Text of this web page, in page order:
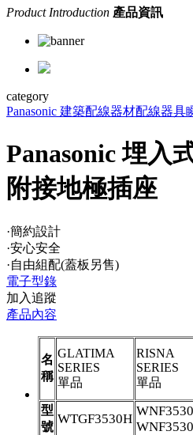
Product Introduction 產品資訊
category
Panasonic 建築配線器材配線器具
Panasonic 埋入
附接地極插座
·簡約設計
·安心安全
·自由組配(蓋板另售)
電子型錄
加入追蹤
產品內容
名
稱
GLATIMA
SERIES
單品
RISNA
SERIES
單品
型
號
WTGF3530H